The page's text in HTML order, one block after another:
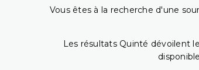
Vous êtes à la recherche d'une
Les résultats Quinté dévoilent